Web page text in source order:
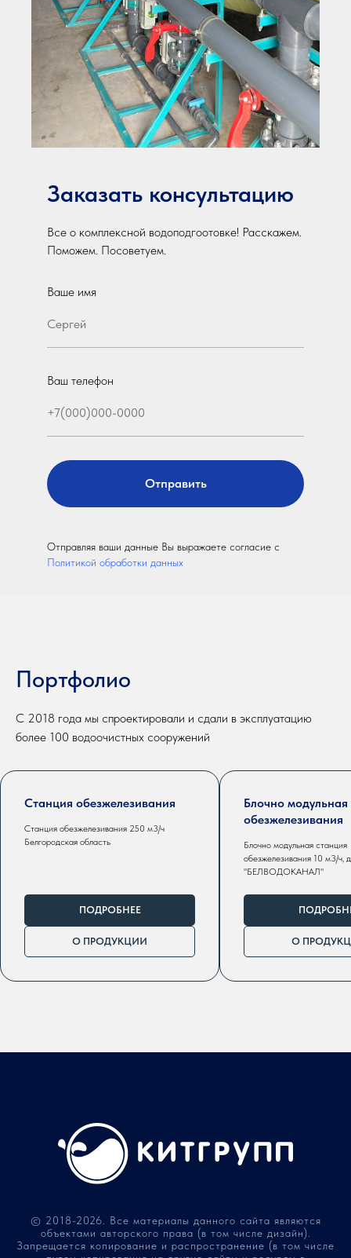
Заказать консультацию
Все о комплексной водоподгоотовке! Расскажем.
Поможем. Посоветуем.
Ваше имя
Ваш телефон
Отправить
Отправляя ваши данные Вы выражаете согласие с
Политикой обработки данных
Портфолио
С 2018 года мы спроектировали и сдали в эксплуатацию
более 100 водоочистных сооружений
Станция обезжелезивания
Станция обезжелезивания 250 м3/ч
Белгородская область
ПОДРОБНЕЕ
О ПРОДУКЦИИ
Блочно модульная
обезжелезивания
Блочно модульная станция
обезжелезивания 10 м3/ч,
"БЕЛВОДОКАНАЛ"
О
© 2018-2026. Все материалы данного сайта являются
объектами авторского права (в том числе дизайн).
Запрещается копирование и распространение (в том числе